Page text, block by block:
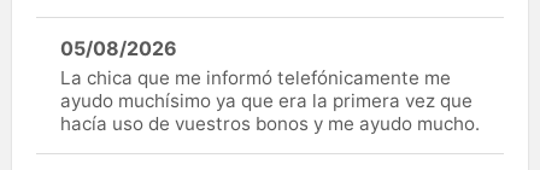
05/08/2026
La chica que me informó telefónicamente me
ayudo muchísimo ya que era la primera vez que
hacía uso de vuestros bonos y me ayudo mucho.